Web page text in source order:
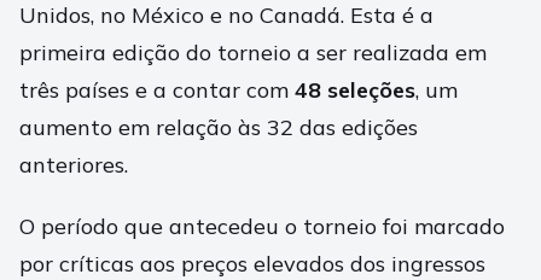
Unidos, no México e no Canadá. Esta é a
primeira edição do torneio a ser realizada em
três países e a contar com 48 seleções, um
aumento em relação às 32 das edições
anteriores.
O período que antecedeu o torneio foi marcado
por críticas aos preços elevados dos ingressos